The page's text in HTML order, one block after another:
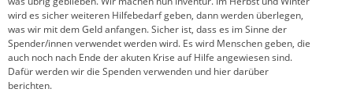
wird es sicher weiteren Hilfebedarf geben, dann werden überlegen,
was wir mit dem Geld anfangen. Sicher ist, dass es im Sinne der
Spender/innen verwendet werden wird. Es wird Menschen geben, die
auch noch nach Ende der akuten Krise auf Hilfe angewiesen sind.
Dafür werden wir die Spenden verwenden und hier darüber
berichten.